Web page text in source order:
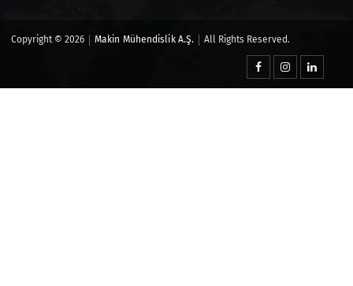
Copyright © 2026 Makin Mühendislik A.Ş. All Rights Reserved.